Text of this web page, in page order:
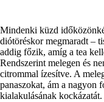
Mindenki küzd
diótöréskor megmaradt –
addig főzik, amíg a tea
Rendszerint melegen és
citrommal ízesítve. A
panaszokat, ám a nagyon
kialakulásának kockázatát.